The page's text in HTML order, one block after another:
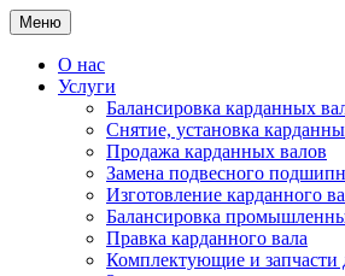
Меню
О нас
Услуги
Балансировка карданных
Снятие, установка
Продажа карданных валов
Замена подвесного
Изготовление карданного
Балансировка
Правка карданного вала
Комплектующие и запчасти